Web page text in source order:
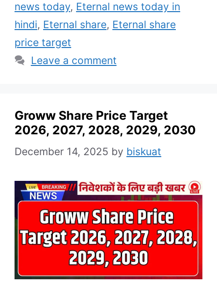
news today, Eternal news today in
hindi, Eternal share, Eternal share
price target
Leave a comment
Groww Share Price Target
2026, 2027, 2028, 2029, 2030
December 14, 2025 by biskuat